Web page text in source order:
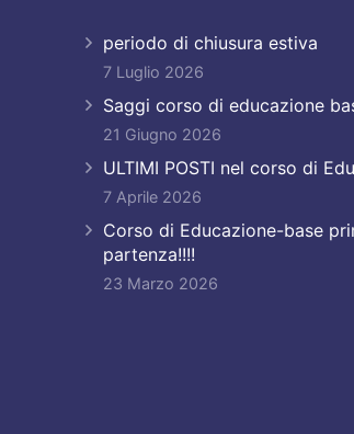
periodo di chiusura estiva
7 Luglio 2026
Saggi corso di educazione
21 Giugno 2026
ULTIMI POSTI nel corso di
7 Aprile 2026
Corso di Educazione-base
partenza!!!!
23 Marzo 2026